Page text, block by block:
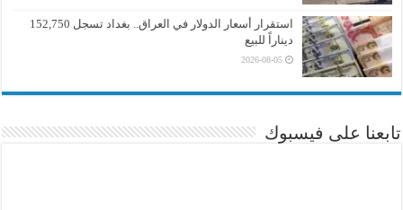
استقرار أسعار الدولار في العراق.. بغداد تسجل 152,750
ديناراً للبيع
2026-08-05
تابعنا على فيسبوك